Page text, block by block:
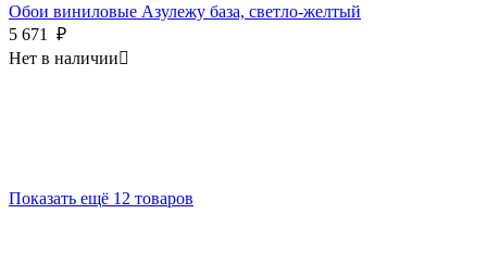
Обои виниловые Азулежу база, светло-желтый
5 671
₽
Нет в наличии
Показать ещё 12 товаров